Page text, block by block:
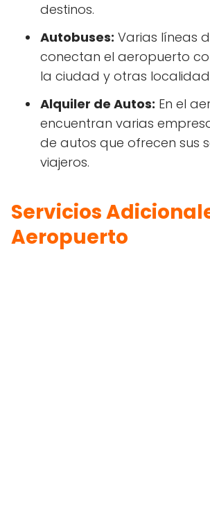
destinos.
Autobuses: Varias líneas
conectan el aeropuerto
la ciudad y otras
Alquiler de Autos: En el
encuentran varias
de autos que ofrecen sus
viajeros.
Servicios
Aeropuerto